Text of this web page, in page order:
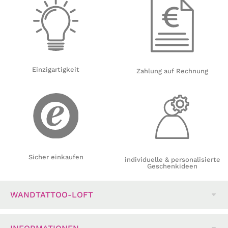
Einzigartigkeit
Sicher einkaufen
Zahlung auf Rechnung
individuelle & personalisierte
Geschenkideen
WANDTATTOO-LOFT